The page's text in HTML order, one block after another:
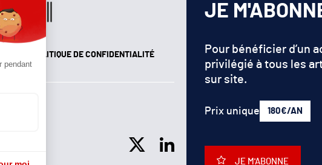
POLITIQUE DE CONFIDENTIALITÉ
JE
Pour bénéficier d’un
privilégié à tous les
sur site.
Prix unique 180€/AN
JE M'ABONNE